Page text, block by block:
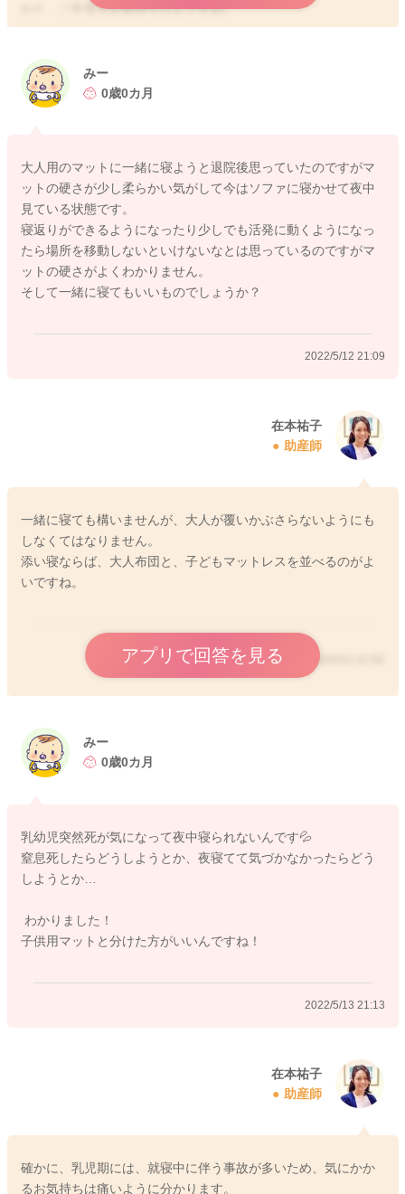
かと、ご不安なお気持ちなんですね。
そのお気持ちはよく分かりますが、それでは、ママさんが倒れ
・安全な場所に寝かせる
・ベッドや寝床には不要なものはおかない
みー
0歳0カ月
大人用のマットに一緒に寝ようと退院後思っていたのですがマ
ットの硬さが少し柔らかい気がして今はソファに寝かせて夜中
見ている状態です。
寝返りができるようになったり少しでも活発に動くようになっ
たら場所を移動しないといけないなとは思っているのですがマ
ットの硬さがよくわかりません。
そして一緒に寝てもいいものでしょうか？
2022/5/12 21:09
在本祐子
助産師
一緒に寝ても構いませんが、大人が覆いかぶさらないようにも
しなくてはなりません。
添い寝ならば、大人布団と、子どもマットレスを並べるのがよ
いですね。
アプリで回答を見る 2022/5/12 21:52
みー
0歳0カ月
乳幼児突然死が気になって夜中寝られないんです💦
窒息死したらどうしようとか、夜寝てて気づかなかったらどう
しようとか…
わかりました！
子供用マットと分けた方がいいんですね！
2022/5/13 21:13
在本祐子
助産師
確かに、乳児期には、就寝中に伴う事故が多いため、気にかか
るお気持ちは痛いように分かります。